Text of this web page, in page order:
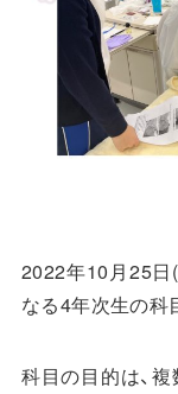
2022年10月25日
なる4年次生の科
科目の目的は、